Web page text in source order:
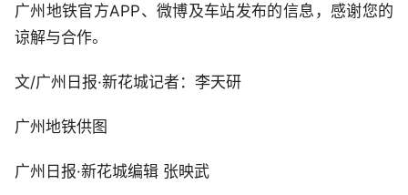
广州地铁官方APP、微博及车站发布的信息，感谢您的
谅解与合作。
文/广州日报·新花城记者：李天研
广州地铁供图
广州日报·新花城编辑 张映武